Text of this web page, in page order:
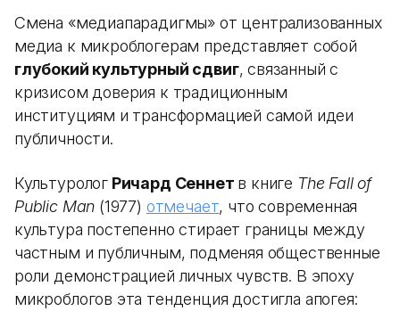
Смена «медиапарадигмы» от централизованных
медиа к микроблогерам представляет собой
глубокий культурный сдвиг, связанный с
кризисом доверия к традиционным
институциям и трансформацией самой идеи
публичности.
Культуролог Ричард Сеннет в книге The Fall of
Public Man (1977) отмечает, что современная
культура постепенно стирает границы между
частным и публичным, подменяя общественные
роли демонстрацией личных чувств. В эпоху
микроблогов эта тенденция достигла апогея: